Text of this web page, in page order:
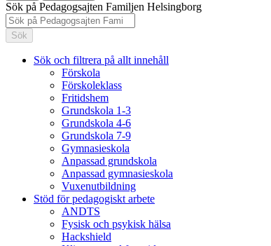
Sök på Pedagogsajten Familjen Helsingborg
Sök
Sök och filtrera på allt innehåll
Förskola
Förskoleklass
Fritidshem
Grundskola 1-3
Grundskola 4-6
Grundskola 7-9
Gymnasieskola
Anpassad grundskola
Anpassad gymnasieskola
Vuxenutbildning
Stöd för pedagogiskt arbete
ANDTS
Fysisk och psykisk hälsa
Hackshield